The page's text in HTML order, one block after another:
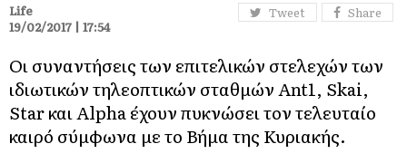
Tweet Share
Life
19/02/2017 | 17:54
Οι συναντήσεις των επιτελικών στελεχών των
ιδιωτικών τηλεοπτικών σταθμών Ant1, Skai,
Star και Alpha έχουν πυκνώσει τον τελευταίο
καιρό σύμφωνα με το Βήμα της Κυριακής.